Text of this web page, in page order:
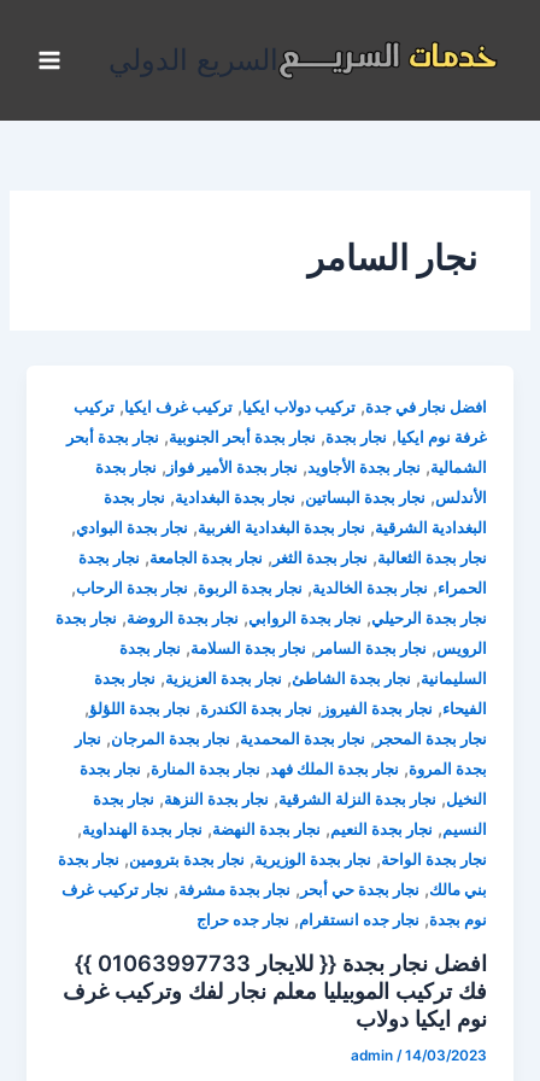
المحتوى
السريع الدولي
نجار السامر
افضل نجار في جدة,تركيب دولاب ايكيا,تركيب غرف ايكيا,تركيب
غرفة نوم ايكيا, نجار بجدة, نجار بجدة أبحر الجنوبية, نجار بجدة أبحر
الشمالية, نجار بجدة الأجاويد, نجار بجدة الأمير فواز , نجار بجدة
الأندلس, نجار بجدة البساتين, نجار بجدة البغدادية, نجار بجدة
البغدادية الشرقية, نجار بجدة البغدادية الغربية, نجار بجدة البوادي,
نجار بجدة الثعالبة, نجار بجدة الثغر , نجار بجدة الجامعة, نجار بجدة
الحمراء, نجار بجدة الخالدية, نجار بجدة الربوة, نجار بجدة الرحاب,
نجار بجدة الرحيلي, نجار بجدة الروابي, نجار بجدة الروضة, نجار بجدة
الرويس, نجار بجدة السامر , نجار بجدة السلامة, نجار بجدة
السليمانية, نجار بجدة الشاطئ, نجار بجدة العزيزية, نجار بجدة
الفيحاء, نجار بجدة الفيروز , نجار بجدة الكندرة, نجار بجدة اللؤلؤ,
نجار بجدة المحجر , نجار بجدة المحمدية, نجار بجدة المرجان, نجار
بجدة المروة, نجار بجدة الملك فهد, نجار بجدة المنارة, نجار بجدة
النخيل, نجار بجدة النزلة الشرقية, نجار بجدة النزهة, نجار بجدة
النسيم, نجار بجدة النعيم, نجار بجدة النهضة, نجار بجدة الهنداوية,
نجار بجدة الواحة, نجار بجدة الوزيرية, نجار بجدة بترومين, نجار بجدة
بني مالك, نجار بجدة حي أبحر , نجار بجدة مشرفة, نجار تركيب غرف
نوم بجدة, نجار جده انستقرام, نجار جده حراج
افضل نجار بجدة {{ للايجار 01063997733 }}
فك تركيب الموبيليا ⁦معلم نجار لفك وتركيب غرف
نوم ايكيا دولاب
admin /14/03/2023